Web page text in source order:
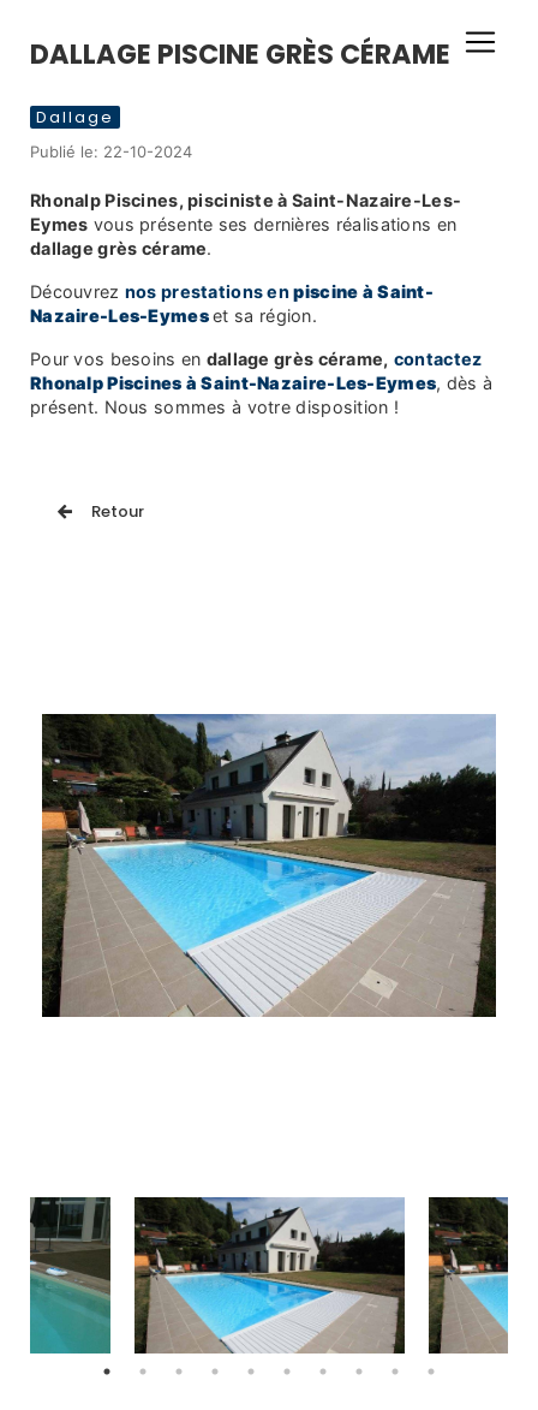
DALLAGE PISCINE GRÈS CÉRAME
Dallage
Publié le: 22-10-2024
Rhonalp Piscines, pisciniste à Saint-Nazaire-Les-
Eymes vous présente ses dernières réalisations en
dallage grès cérame.
Découvrez nos prestations enpiscine à Saint-
Nazaire-Les-Eymeset sa région.
Pour vos besoins en dallage grès cérame, contactez
Rhonalp Piscines à Saint-Nazaire-Les-Eymes, dès à
présent. Nous sommes à votre disposition !
Retour